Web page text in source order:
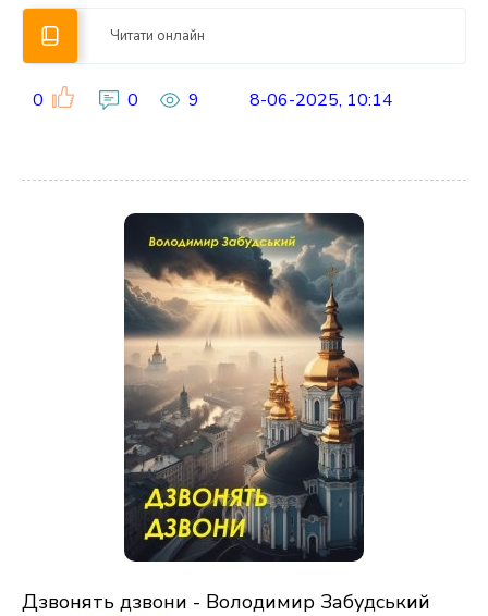
Читати онлайн
0 0 9 8-06-2025, 10:14
Дзвонять дзвони - Володимир Забудський